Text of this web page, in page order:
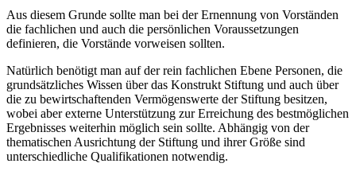
Aus diesem Grunde sollte man bei der Ernennung von Vorständen
die fachlichen und auch die persönlichen Voraussetzungen
definieren, die Vorstände vorweisen sollten.
Natürlich benötigt man auf der rein fachlichen Ebene Personen, die
grundsätzliches Wissen über das Konstrukt Stiftung und auch über
die zu bewirtschaftenden Vermögenswerte der Stiftung besitzen,
wobei aber externe Unterstützung zur Erreichung des bestmöglichen
Ergebnisses weiterhin möglich sein sollte. Abhängig von der
thematischen Ausrichtung der Stiftung und ihrer Größe sind
unterschiedliche Qualifikationen notwendig.